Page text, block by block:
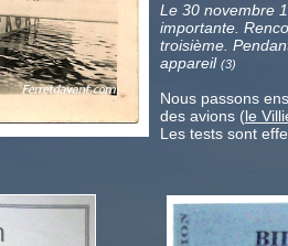
Le 30 novembre
importante.
troisième.
appareil (3)
Nous passons
des avions (le
Les tests sont